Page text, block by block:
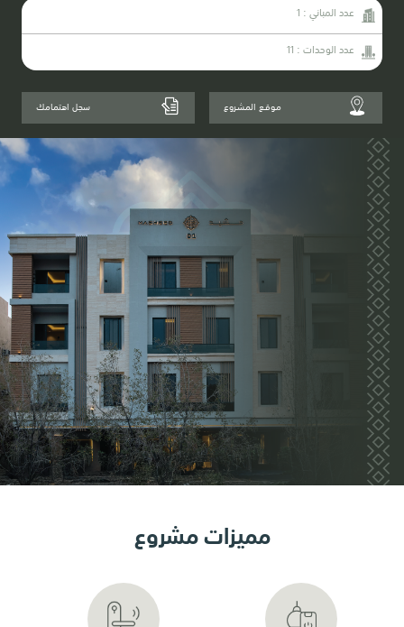
عدد المباني : 1
عدد الوحدات : 11
مـوقـع المـشـروع سجل اهتمامك
مميزات مشروع